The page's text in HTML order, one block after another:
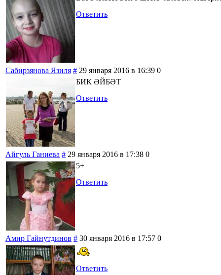
Ответить
Сабирзянова Язиля # 29 января 2016 в 16:39 0
БИК ӘЙБӘТ
Ответить
Айгуль Ганиева # 29 января 2016 в 17:38 0
5+
Ответить
Амир Гайнутдинов # 30 января 2016 в 17:57 0
Ответить